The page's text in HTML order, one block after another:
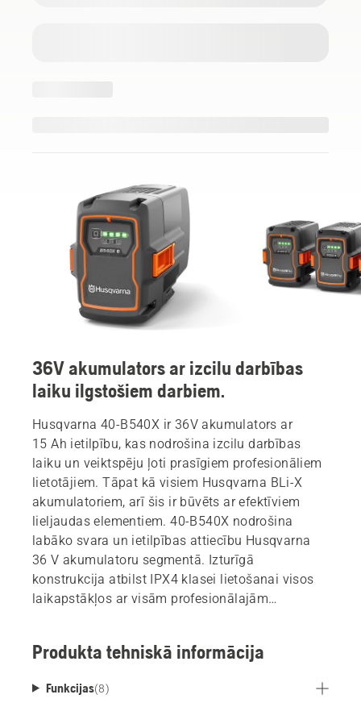
36V akumulators ar izcilu darbības
laiku ilgstošiem darbiem.
Husqvarna 40-B540X ir 36V akumulators ar
15 Ah ietilpību, kas nodrošina izcilu darbības
laiku un veiktspēju ļoti prasīgiem profesionāliem
lietotājiem. Tāpat kā visiem Husqvarna BLi-X
akumulatoriem, arī šis ir būvēts ar efektīviem
lieljaudas elementiem. 40-B540X nodrošina
labāko svara un ietilpības attiecību Husqvarna
36 V akumulatoru segmentā. Izturīgā
konstrukcija atbilst IPX4 klasei lietošanai visos
laikapstākļos ar visām profesionālajām
laikā. Savienojams ar visiem daudzpusīgajiem
produktiem ar caur korpusu izvietotu
Produkta tehniskā informācija
Funkcijas(8)